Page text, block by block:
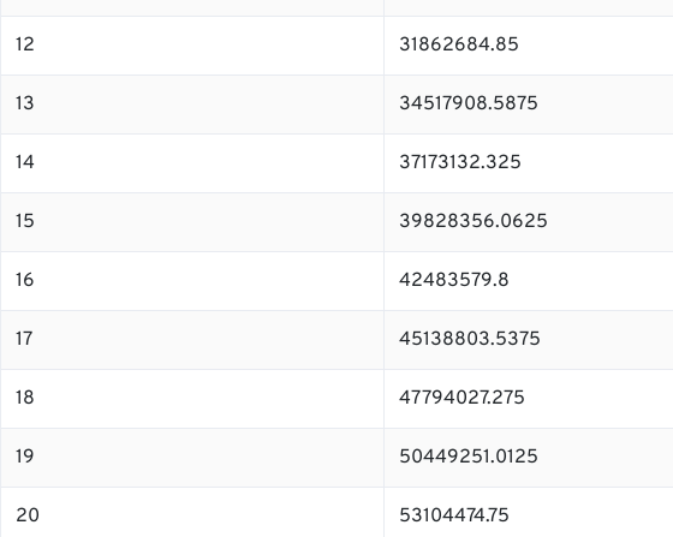
12 31862684.85
13 34517908.5875
14 37173132.325
15 39828356.0625
16 42483579.8
17 45138803.5375
18 47794027.275
19 50449251.0125
20 53104474.75